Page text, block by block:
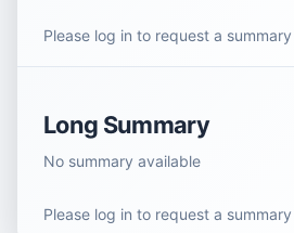
Please log in to request a summary
Long Summary
No summary available
Please log in to request a summary